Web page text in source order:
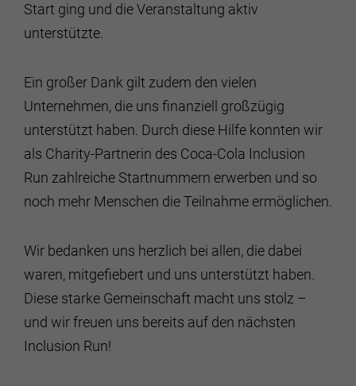
Start ging und die Veranstaltung aktiv
unterstützte.
Ein großer Dank gilt zudem den vielen
Unternehmen, die uns finanziell großzügig
unterstützt haben. Durch diese Hilfe konnten wir
als Charity-Partnerin des Coca-Cola Inclusion
Run zahlreiche Startnummern erwerben und so
noch mehr Menschen die Teilnahme ermöglichen.
Wir bedanken uns herzlich bei allen, die dabei
waren, mitgefiebert und uns unterstützt haben.
Diese starke Gemeinschaft macht uns stolz –
und wir freuen uns bereits auf den nächsten
Inclusion Run!